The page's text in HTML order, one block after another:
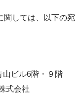
関しては、以下の宛
ビル6階・９階
式会社